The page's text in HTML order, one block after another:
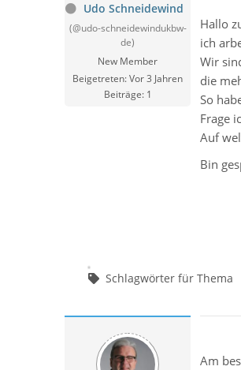
Udo Schneidewind
(@udo-schneidewindukbw-
de)
New Member
Beigetreten: Vor 3 Jahren
Beiträge: 1
Hallo
ich
Wir
die
So
Frage
Auf
Bin
Schlagwörter für Thema
Am